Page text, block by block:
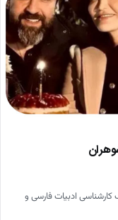
مدرک کارشناسی ادبیات فارسی و